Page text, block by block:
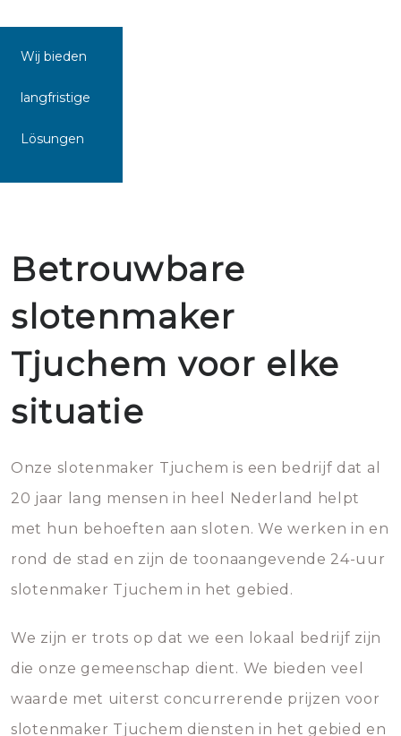
Wij bieden
langfristige
Lösungen
Betrouwbare
slotenmaker
Tjuchem voor elke
situatie
Onze slotenmaker Tjuchem is een bedrijf dat al
20 jaar lang mensen in heel Nederland helpt
met hun behoeften aan sloten. We werken in en
rond de stad en zijn de toonaangevende 24-uur
slotenmaker Tjuchem in het gebied.
We zijn er trots op dat we een lokaal bedrijf zijn
die onze gemeenschap dient. We bieden veel
waarde met uiterst concurrerende prijzen voor
slotenmaker Tjuchem diensten in het gebied en